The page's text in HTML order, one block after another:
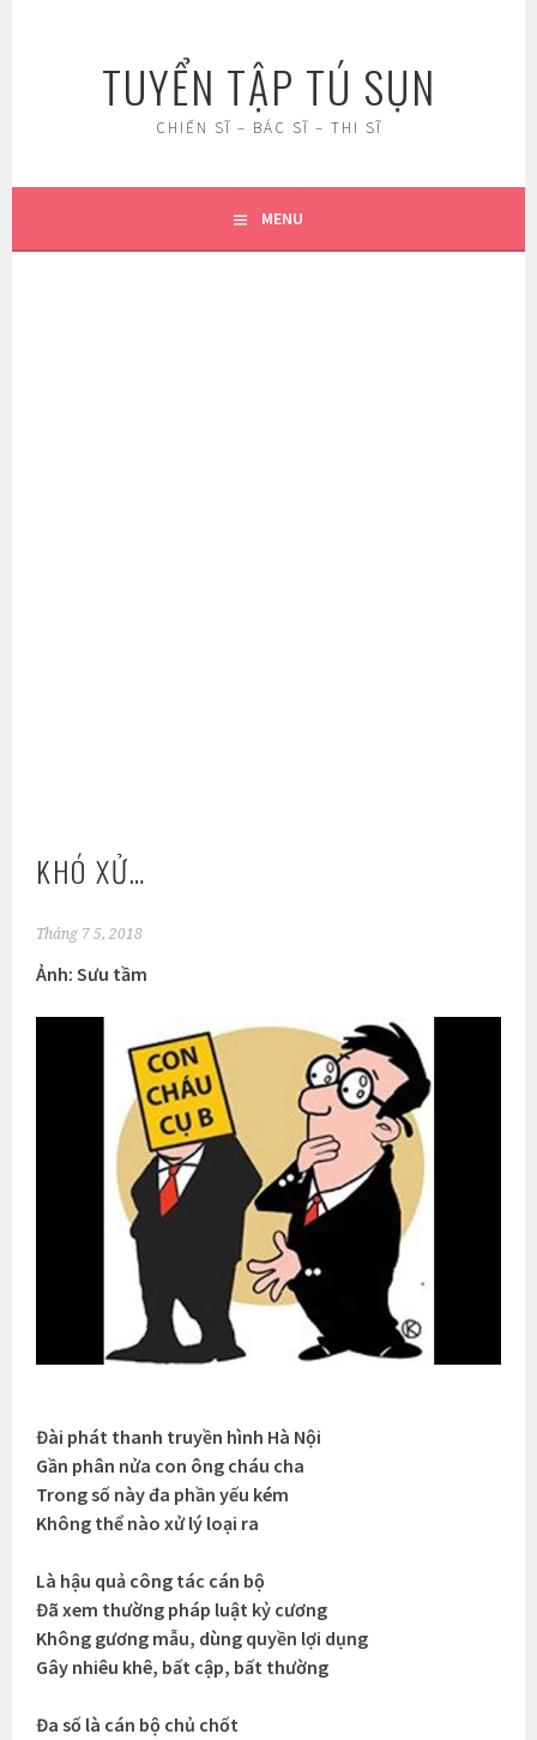
TUYỂN TẬP TÚ SỤN
CHIẾN SĨ – BÁC SĨ – THI SĨ
MENU
KHÓ XỬ…
Tháng 7 5, 2018
Ảnh: Sưu tầm
Đài phát thanh truyền hình Hà Nội
Gần phân nửa con ông cháu cha
Trong số này đa phần yếu kém
Không thể nào xử lý loại ra
Là hậu quả công tác cán bộ
Đã xem thường pháp luật kỷ cương
Không gương mẫu, dùng quyền lợi dụng
Gây nhiêu khê, bất cập, bất thường
Đa số là cán bộ chủ chốt